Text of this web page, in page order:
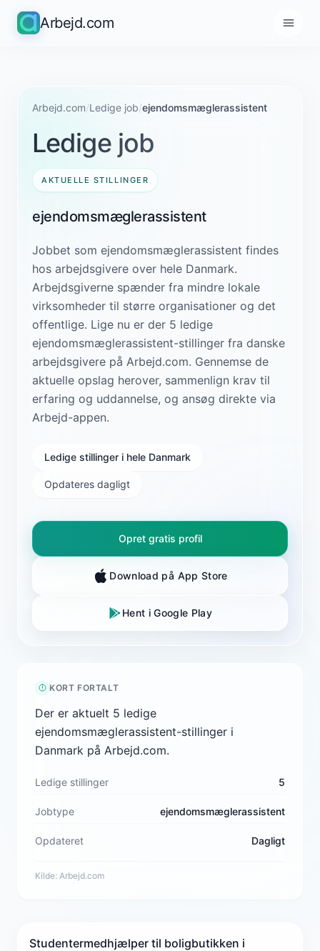
Arbejd.com
Arbejd.com/Ledige job/ejendomsmæglerassistent
Ledige job
AKTUELLE STILLINGER
ejendomsmæglerassistent
Jobbet som ejendomsmæglerassistent findes
hos arbejdsgivere over hele Danmark.
Arbejdsgiverne spænder fra mindre lokale
virksomheder til større organisationer og det
offentlige. Lige nu er der 5 ledige
ejendomsmæglerassistent-stillinger fra danske
arbejdsgivere på Arbejd.com. Gennemse de
aktuelle opslag herover, sammenlign krav til
erfaring og uddannelse, og ansøg direkte via
Arbejd-appen.
Ledige stillinger i hele Danmark
Opdateres dagligt
Opret gratis profil
Download på App Store
Hent i Google Play
KORT FORTALT
Der er aktuelt 5 ledige
ejendomsmæglerassistent-stillinger i
Danmark på Arbejd.com.
Ledige stillinger 5
Jobtype ejendomsmæglerassistent
Opdateret Dagligt
Kilde: Arbejd.com
Studentermedhjælper til boligbutikken i